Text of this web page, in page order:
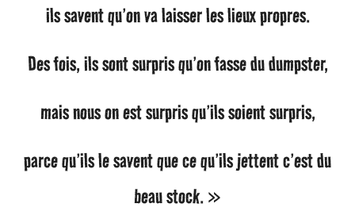
ils savent qu’on va laisser les lieux propres.
Des fois, ils sont surpris qu’on fasse du dumpster,
mais nous on est surpris qu’ils soient surpris,
parce qu’ils le savent que ce qu’ils jettent c’est du
beau stock. »